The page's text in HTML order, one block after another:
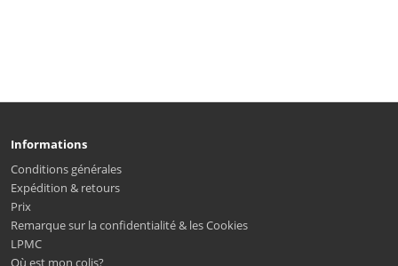
Informations
Conditions générales
Expédition & retours
Prix
Remarque sur la confidentialité & les Cookies
LPMC
Où est mon colis?